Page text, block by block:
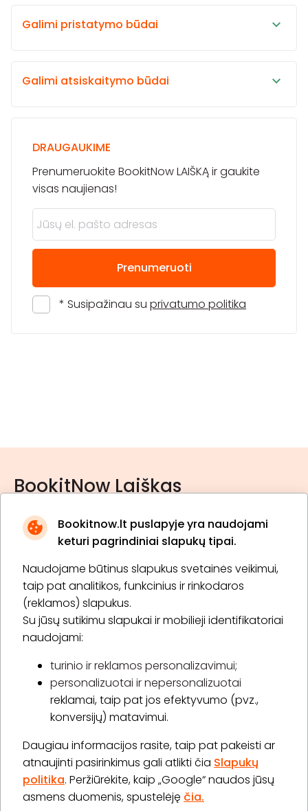
Bookitnow.lt puslapyje yra naudojami
keturi pagrindiniai slapukų tipai.
Naudojame būtinus slapukus svetainės veikimui,
taip pat analitikos, funkcinius ir rinkodaros
(reklamos) slapukus.
Su jūsų sutikimu slapukai ir mobilieji identifikatoriai
naudojami:
turinio ir reklamos personalizavimui;
personalizuotai ir nepersonalizuotai
reklamai, taip pat jos efektyvumo (pvz.,
konversijų) matavimui.
Daugiau informacijos rasite, taip pat pakeisti ar
atnaujinti pasirinkimus gali atlikti čia Slapukų
politika. Peržiūrėkite, kaip „Google“ naudos jūsų
asmens duomenis, spustelėję čia.
Galimi pristatymo būdai
Galimi atsiskaitymo būdai
DRAUGAUKIME
Prenumeruokite BookitNow LAIŠKĄ ir gaukite
visas naujienas!
Prenumeruoti
* Susipažinau su privatumo politika
BookitNow Laiškas
* Susipažinau su privatumo politika
Prenumeruoti
Apie „BookitNow“
Informacija
„GERA DOVANA“ GRUPĖ